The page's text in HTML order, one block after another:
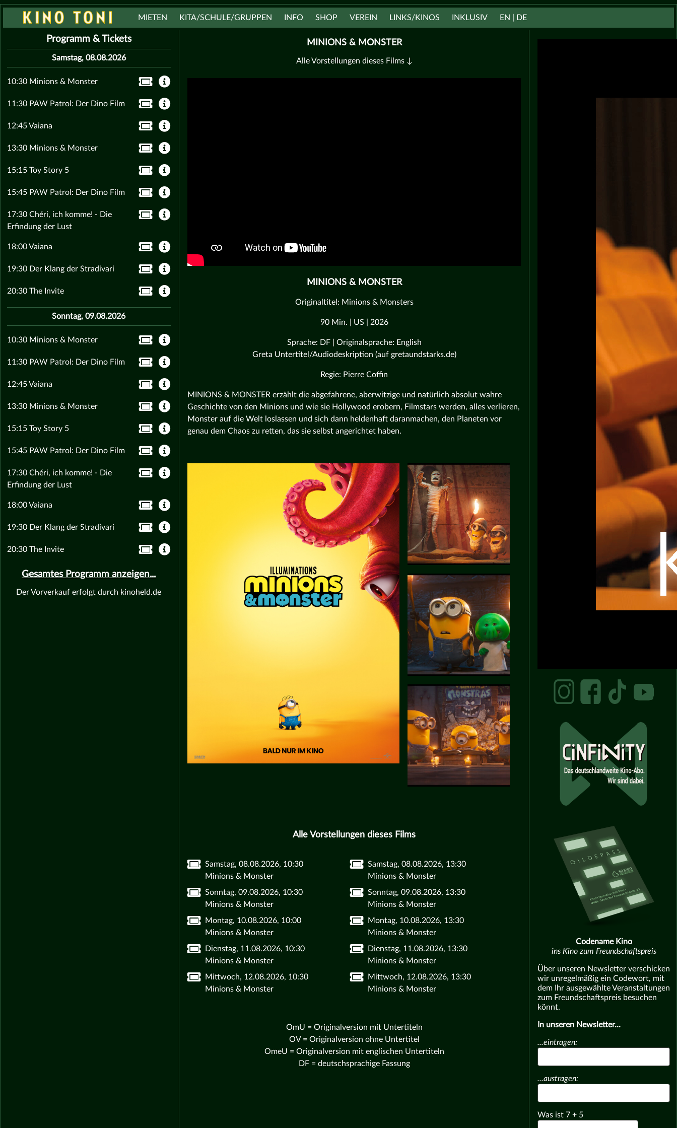
MIETEN KITA/SCHULE/GRUPPEN INFO SHOP VEREIN LINKS/KINOS INKLUSIV EN | DE
MINIONS & MONSTER
Alle Vorstellungen dieses Films ↓
MINIONS & MONSTER
Originaltitel: Minions & Monsters
90 Min. | US | 2026
Sprache: DF | Originalsprache: English
Greta Untertitel/Audiodeskription (auf gretaundstarks.de)
Regie: Pierre Coffin
MINIONS & MONSTER erzählt die abgefahrene, aberwitzige und natürlich absolut wahre
Geschichte von den Minions und wie sie Hollywood erobern, Filmstars werden, alles verlieren,
Monster auf die Welt loslassen und sich dann heldenhaft daranmachen, den Planeten vor
genau dem Chaos zu retten, das sie selbst angerichtet haben.
Alle Vorstellungen dieses Films
Samstag, 08.08.2026, 10:30
Minions & Monster
Samstag, 08.08.2026, 13:30
Minions & Monster
Sonntag, 09.08.2026, 10:30
Minions & Monster
Sonntag, 09.08.2026, 13:30
Minions & Monster
Montag, 10.08.2026, 10:00
Minions & Monster
Montag, 10.08.2026, 13:30
Minions & Monster
Dienstag, 11.08.2026, 10:30
Minions & Monster
Dienstag, 11.08.2026, 13:30
Minions & Monster
Mittwoch, 12.08.2026, 10:30
Minions & Monster
Mittwoch, 12.08.2026, 13:30
Minions & Monster
OmU = Originalversion mit Untertiteln
OV = Originalversion ohne Untertitel
OmeU = Originalversion mit englischen Untertiteln
DF = deutschsprachige Fassung
Programm & Tickets
Samstag, 08.08.2026
10:30 Minions & Monster
11:30 PAW Patrol: Der Dino Film
12:45 Vaiana
13:30 Minions & Monster
15:15 Toy Story 5
15:45 PAW Patrol: Der Dino Film
17:30 Chéri, ich komme! - Die
Erfindung der Lust
18:00 Vaiana
19:30 Der Klang der Stradivari
20:30 The Invite
Sonntag, 09.08.2026
10:30 Minions & Monster
11:30 PAW Patrol: Der Dino Film
12:45 Vaiana
13:30 Minions & Monster
15:15 Toy Story 5
15:45 PAW Patrol: Der Dino Film
17:30 Chéri, ich komme! - Die
Erfindung der Lust
18:00 Vaiana
19:30 Der Klang der Stradivari
20:30 The Invite
Gesamtes Programm anzeigen...
Der Vorverkauf erfolgt durch kinoheld.de
Codename Kino
ins Kino zum Freundschaftspreis
Über unseren Newsletter verschicken
wir unregelmäßig ein Codewort, mit
dem Ihr ausgewählte Veranstaltungen
zum Freundschaftspreis besuchen
könnt.
In unseren Newsletter...
...eintragen:
...austragen:
Was ist 7 + 5